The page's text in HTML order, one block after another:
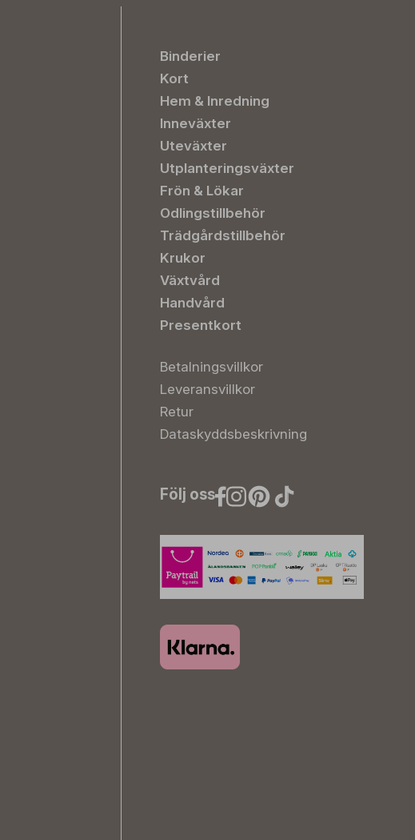
Binderier
Kort
Hem & Inredning
Inneväxter
Uteväxter
Utplanteringsväxter
Frön & Lökar
Odlingstillbehör
Trädgårdstillbehör
Krukor
Växtvård
Handvård
Presentkort
Betalningsvillkor
Leveransvillkor
Retur
Dataskyddsbeskrivning
Följ oss